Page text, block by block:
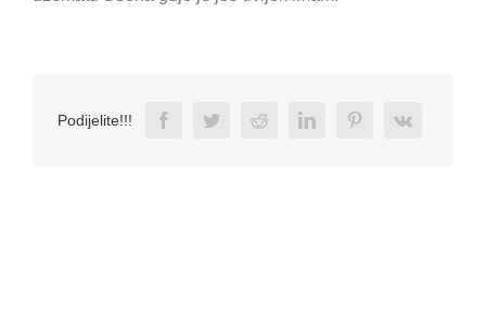
Podijelite!!! FacebookTwitterRedditLinkedInPinterestVk